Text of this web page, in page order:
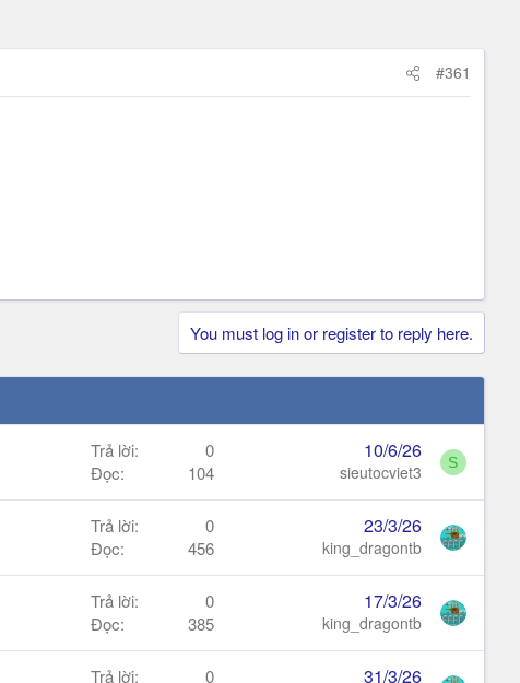
#361
You must log in or register to reply here.
Trả lời
0
Đọc
104
10/6/26
sieutocviet3 S
Trả lời
0
Đọc
456
23/3/26
king_dragontb
Trả lời
0
Đọc
385
17/3/26
king_dragontb
Trả lời 0 31/3/26